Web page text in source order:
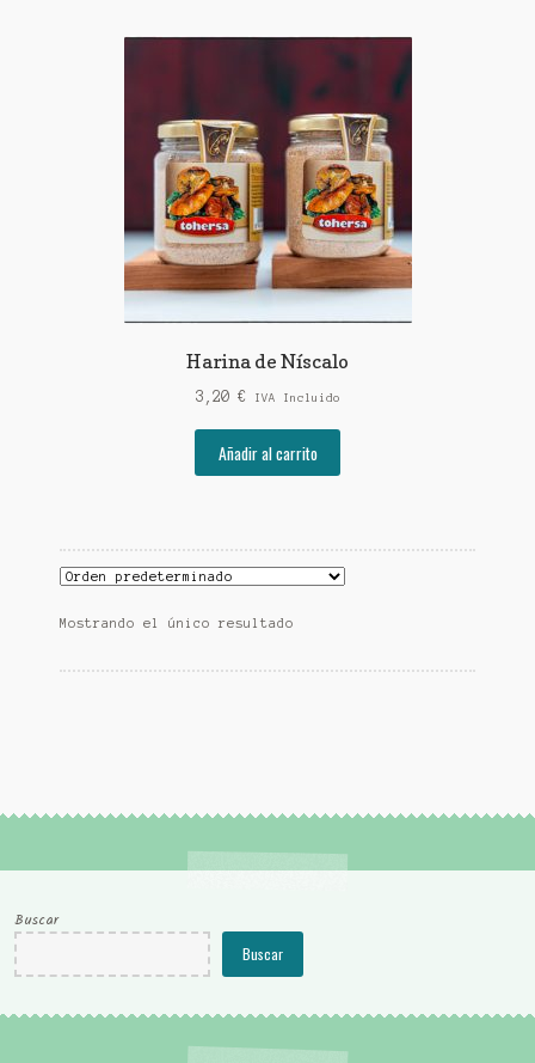
Harina de Níscalo
3,20 € IVA Incluido
Añadir al carrito
Mostrando el único resultado
Buscar
Buscar